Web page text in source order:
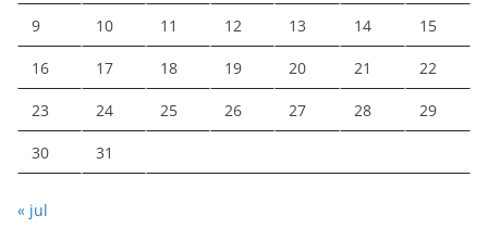
9 10 11 12 13 14 15
16 17 18 19 20 21 22
23 24 25 26 27 28 29
30 31
« jul